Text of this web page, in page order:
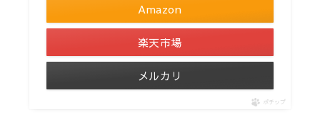
Amazon
楽天市場
メルカリ
ポチップ